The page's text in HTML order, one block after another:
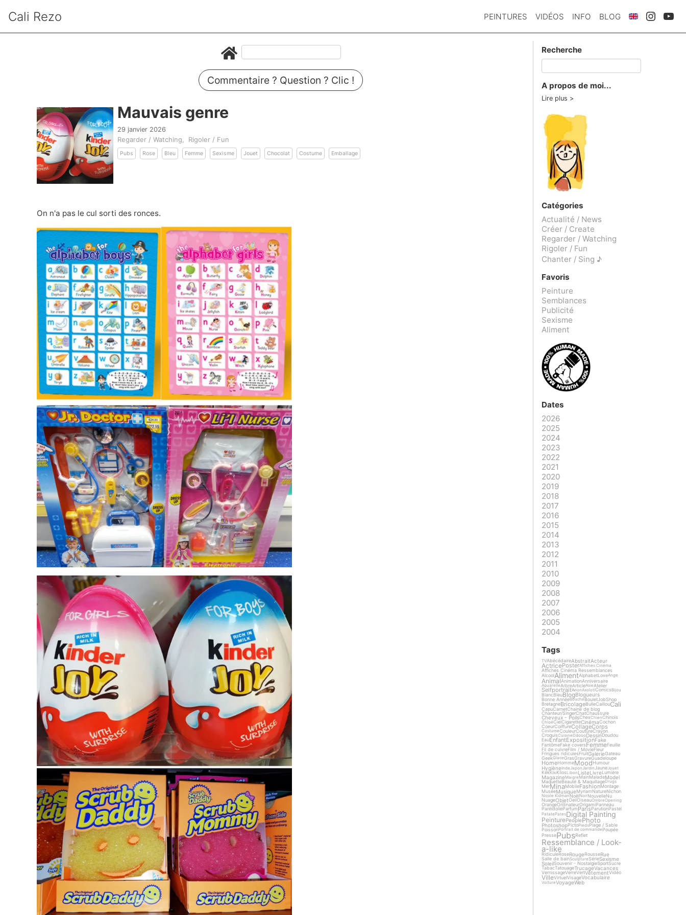
Cali Rezo PEINTURES VIDÉOS INFO BLOG
Commentaire ? Question ? Clic !
Mauvais genre
29 janvier 2026
Regarder / Watching Rigoler / Fun
Pubs Rose Bleu Femme Sexisme Jouet Chocolat Costume Emballage
On n'a pas le cul sorti des ronces.
Recherche
A propos de moi...
Lire plus
Catégories
Actualité / News
Créer / Create
Regarder / Watching
Rigoler / Fun
Chanter / Sing ♪
Favoris
Peinture
Semblances
Publicité
Sexisme
Aliment
Dates
2026
2025
2024
2023
2022
2021
2020
2019
2018
2017
2016
2015
2014
2013
2012
2011
2010
2009
2008
2007
2006
2005
2004
Tags
TVAbécédaireAbstraitActeur
ActricePosterAffiches Cinéma
Affiches Cinéma Ressemblances
AlcoolAlimentAlphabetLoveAnge
AnimalAnimationAnniversaire
AquarelleArbreArticleAsieAtelier
SelfportraitAvionAxolotlComicsBijou
BlancBleuBlogBlogueurs
Bonne AnnéeBoucheBouletJobShop
BretagneBricolageBulleCaillouCali
CapuCarnetChaine de blog
Chanteur/SingerChatChaussure
Cheveux - PoilsChexChienChinois
ChloéCielCigaretteCinémaCochon
CoeurCoiffureCollageCorps
CostumeCouleurCoutureCrayon
CroquisCuisineDdoooDessinDoudou
EauEnfantExpositionFake
FantômeFake coversFemmeFeuille
Fil de cuivreFilm / MovieFleur
Fringues ridiculesFruitGalerieGateau
GeekGlaceGrasGravureGuadeloupe
HomeHommeMoodHumour
HygièneInde Japon JardinJaune Jouet
KekKikiKilosLibon ListeLivreLumière
MagazineMaigre MainMaladeModel
MaquetteBeauté & MaquillageDrugs
MerMinaMobileFashionMontage
MuséeMusiqueMyriamNatureNichon
Nicole KidmanNoëlNoirNouvelleNu
NuageObjetOeilOiseauOmbreOpening
OrangeOrdinateurOrigamiPanneau
ParéidolieParfumParisParutionPastel
PatatePatesDigital Painting
PeinturePeoplePhoto
PhotoshopPictoPiedsPlage / Sable
PoissonPortrait de commande Poupée
PressePubsReflet
Ressemblance / Look-
a-like
RidiculeRoseRougeRousseRue
Salle de bainSculptureSérieSexisme
SoleilSouvenir - NostalgieSportSucre
TabacTatouageTrucageVacances
VernissageVerreVertVêtementVidéo
VilleVirtuelVisageVocabulaire
VoitureVoyageWeb